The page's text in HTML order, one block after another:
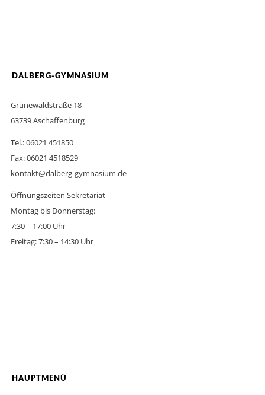
DALBERG-GYMNASIUM
Grünewaldstraße 18
63739 Aschaffenburg
Tel.: 06021 451850
Fax: 06021 4518529
kontakt@dalberg-gymnasium.de
Öffnungszeiten Sekretariat
Montag bis Donnerstag:
7:30 – 17:00 Uhr
Freitag: 7:30 – 14:30 Uhr
HAUPTMENÜ